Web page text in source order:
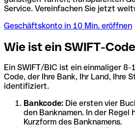
Service. Vereinfachen Sie jetzt
Geschäftskonto in 10 Min. eröffnen
Wie ist ein SWIFT-
Ein SWIFT/BIC ist ein einmaliger
Code, der Ihre Bank, Ihr Land, Ihre
identifiziert.
Bankcode: Die ersten vier
den Banknamen. In der Regel
Kurzform des Banknamens.